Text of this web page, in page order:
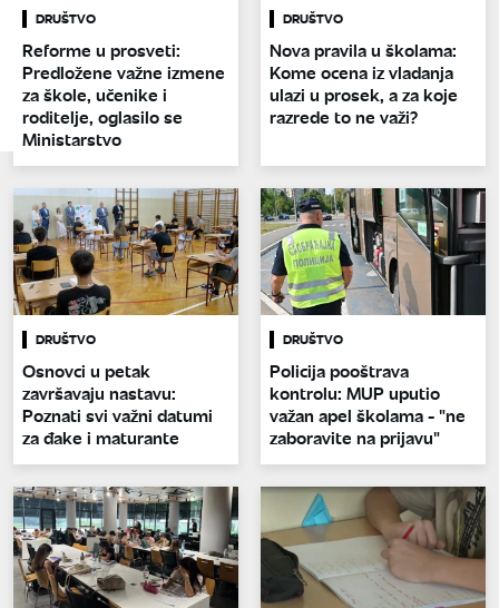
DRUŠTVO
Reforme u prosveti:
Predložene važne izmene
za škole, učenike i
roditelje, oglasilo se
Ministarstvo
DRUŠTVO
Nova pravila u školama:
Kome ocena iz vladanja
ulazi u prosek, a za koje
razrede to ne važi?
DRUŠTVO
Osnovci u petak
završavaju nastavu:
Poznati svi važni datumi
za đake i maturante
DRUŠTVO
Policija pooštrava
kontrolu: MUP uputio
važan apel školama - "ne
zaboravite na prijavu"